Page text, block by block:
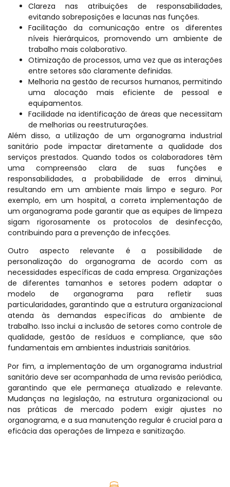
Clareza nas atribuições de responsabilidades,
evitando sobreposições e lacunas nas funções.
Facilitação da comunicação entre os diferentes
níveis hierárquicos, promovendo um ambiente de
trabalho mais colaborativo.
Otimização de processos, uma vez que as interações
entre setores são claramente definidas.
Melhoria na gestão de recursos humanos, permitindo
uma alocação mais eficiente de pessoal e
equipamentos.
Facilidade na identificação de áreas que necessitam
de melhorias ou reestruturações.
Além disso, a utilização de um organograma industrial
sanitário pode impactar diretamente a qualidade dos
serviços prestados. Quando todos os colaboradores têm
uma compreensão clara de suas funções e
responsabilidades, a probabilidade de erros diminui,
resultando em um ambiente mais limpo e seguro. Por
exemplo, em um hospital, a correta implementação de
um organograma pode garantir que as equipes de limpeza
sigam rigorosamente os protocolos de desinfecção,
contribuindo para a prevenção de infecções.
Outro aspecto relevante é a possibilidade de
personalização do organograma de acordo com as
necessidades específicas de cada empresa. Organizações
de diferentes tamanhos e setores podem adaptar o
modelo de organograma para refletir suas
particularidades, garantindo que a estrutura organizacional
atenda às demandas específicas do ambiente de
trabalho. Isso inclui a inclusão de setores como controle de
qualidade, gestão de resíduos e compliance, que são
fundamentais em ambientes industriais sanitários.
Por fim, a implementação de um organograma industrial
sanitário deve ser acompanhada de uma revisão periódica,
garantindo que ele permaneça atualizado e relevante.
Mudanças na legislação, na estrutura organizacional ou
nas práticas de mercado podem exigir ajustes no
organograma, e a sua manutenção regular é crucial para a
eficácia das operações de limpeza e sanitização.